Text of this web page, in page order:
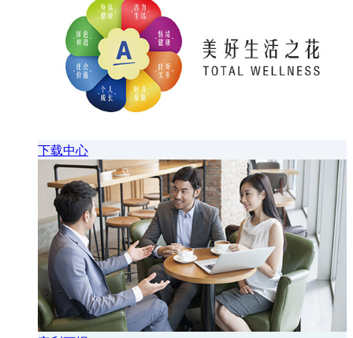
下载中心